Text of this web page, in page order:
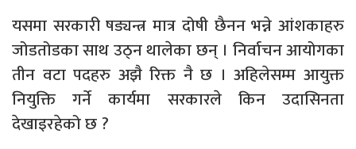
यसमा सरकारी षड्यन्त्र मात्र दोषी छैनन भन्ने आंशकाहरु
जोडतोडका साथ उठ्न थालेका छन् । निर्वाचन आयोगका
तीन वटा पदहरु अझै रिक्त नै छ । अहिलेसम्म आयुक्त
नियुक्ति गर्ने कार्यमा सरकारले किन उदासिनता
देखाइरहेको छ ?